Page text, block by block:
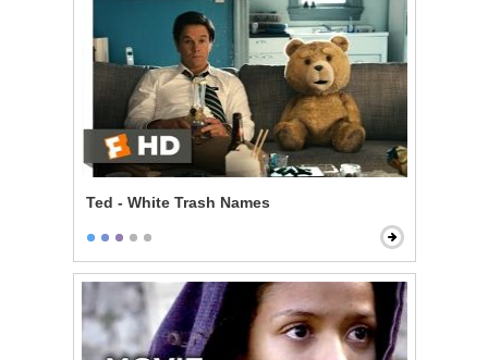
Ted - White Trash Names